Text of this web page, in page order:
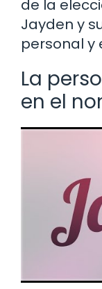
de la
Jayden y
personal y
La
en el